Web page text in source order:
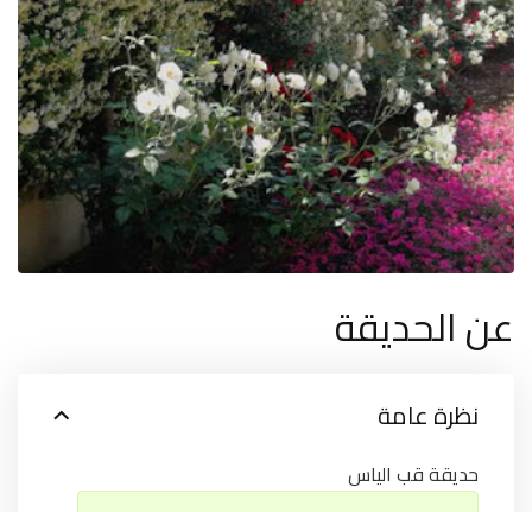
عن الحديقة
نظرة عامة
حديقة قب الياس